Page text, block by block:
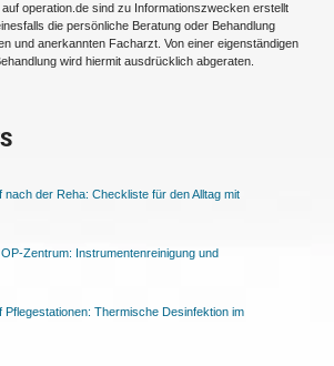
operation.de sind zu Informationszwecken erstellt
die persönliche Beratung oder Behandlung
und anerkannten Facharzt. Von einer eigenständigen
wird hiermit ausdrücklich abgeraten.
nach der Reha: Checkliste für den Alltag mit
Zentrum: Instrumentenreinigung und
Pflegestationen: Thermische Desinfektion im